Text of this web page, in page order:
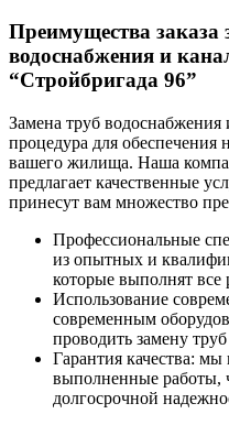
Преимущества заказа
водоснабжения и
“Стройбригада 96”
Замена труб водоснабжения
процедура для обеспечения
вашего жилища. Наша
предлагает качественные
принесут вам множество
Профессиональные
из опытных и
которые выполнят все
Использование
современным
проводить замену
Гарантия качества:
выполненные работы,
долгосрочной